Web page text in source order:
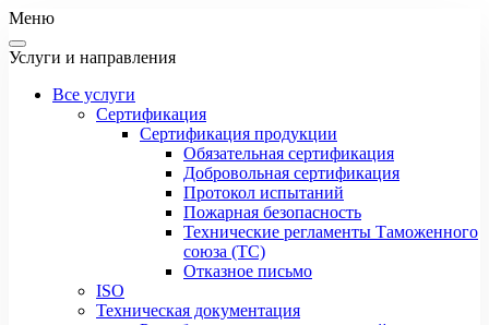
Меню
Услуги и направления
Все услуги
Сертификация
Сертификация продукции
Обязательная сертификация
Добровольная сертификация
Протокол испытаний
Пожарная безопасность
Технические регламенты Таможенного
союза (ТС)
Отказное письмо
ISO
Техническая документация